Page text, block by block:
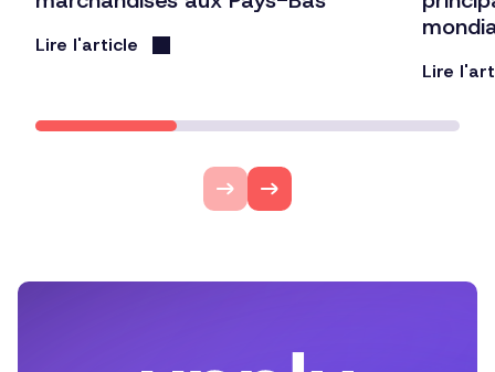
Lire l'article
Lire